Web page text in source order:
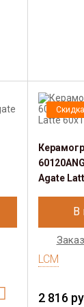
Скидка
Agate
В
LCM
2 816